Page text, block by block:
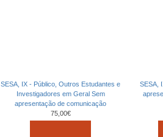
SESA, IX - Público, Outros Estudantes e
Investigadores em Geral Sem
apresentação de comunicação
75,00€
SESA,